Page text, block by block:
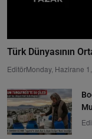
Türk Dünyasının
EditörMonday, Hazirane